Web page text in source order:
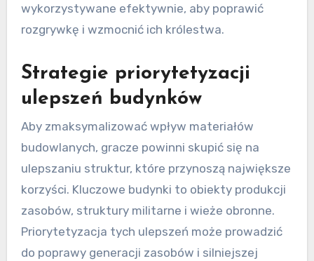
wykorzystywane efektywnie, aby poprawić
rozgrywkę i wzmocnić ich królestwa.
Strategie priorytetyzacji
ulepszeń budynków
Aby zmaksymalizować wpływ materiałów
budowlanych, gracze powinni skupić się na
ulepszaniu struktur, które przynoszą największe
korzyści. Kluczowe budynki to obiekty produkcji
zasobów, struktury militarne i wieże obronne.
Priorytetyzacja tych ulepszeń może prowadzić
do poprawy generacji zasobów i silniejszej